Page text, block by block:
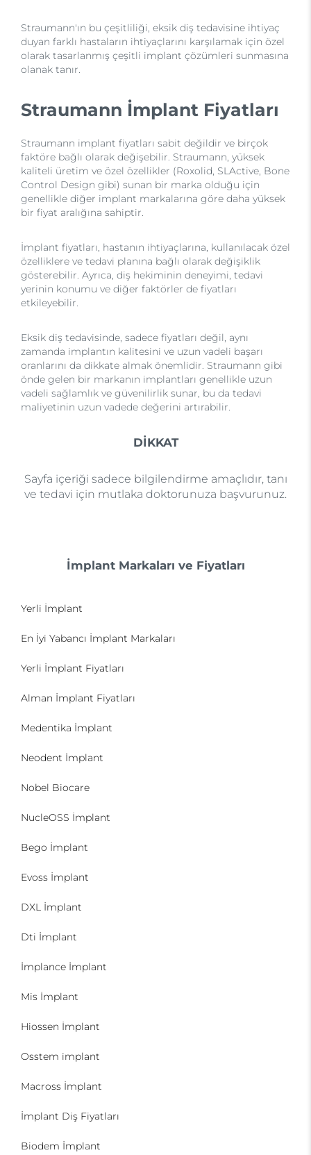
Straumann'ın bu çeşitliliği, eksik diş tedavisine ihtiyaç
duyan farklı hastaların ihtiyaçlarını karşılamak için özel
olarak tasarlanmış çeşitli implant çözümleri sunmasına
olanak tanır.
Straumann İmplant Fiyatları
Straumann implant fiyatları sabit değildir ve birçok
faktöre bağlı olarak değişebilir. Straumann, yüksek
kaliteli üretim ve özel özellikler (Roxolid, SLActive, Bone
Control Design gibi) sunan bir marka olduğu için
genellikle diğer implant markalarına göre daha yüksek
bir fiyat aralığına sahiptir.
İmplant fiyatları, hastanın ihtiyaçlarına, kullanılacak özel
özelliklere ve tedavi planına bağlı olarak değişiklik
gösterebilir. Ayrıca, diş hekiminin deneyimi, tedavi
yerinin konumu ve diğer faktörler de fiyatları
etkileyebilir.
Eksik diş tedavisinde, sadece fiyatları değil, aynı
zamanda implantın kalitesini ve uzun vadeli başarı
oranlarını da dikkate almak önemlidir. Straumann gibi
önde gelen bir markanın implantları genellikle uzun
vadeli sağlamlık ve güvenilirlik sunar, bu da tedavi
maliyetinin uzun vadede değerini artırabilir.
DİKKAT
Sayfa içeriği sadece bilgilendirme amaçlıdır, tanı
ve tedavi için mutlaka doktorunuza başvurunuz.
İmplant Markaları ve Fiyatları
Yerli İmplant
En İyi Yabancı İmplant Markaları
Yerli İmplant Fiyatları
Alman İmplant Fiyatları
Medentika İmplant
Neodent İmplant
Nobel Biocare
NucleOSS İmplant
Bego İmplant
Evoss İmplant
DXL İmplant
Dti İmplant
İmplance İmplant
Mis İmplant
Hiossen İmplant
Osstem implant
Macross İmplant
İmplant Diş Fiyatları
Biodem İmplant